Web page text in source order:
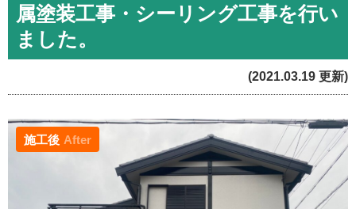
属塗装工事・シーリング工事を行い
ました。
(2021.03.19 更新)
施工後 After